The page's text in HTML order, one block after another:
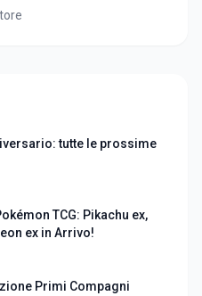
tutte le prossime
TCG: Pikachu ex,
ex in Arrivo!
Primi Compagni